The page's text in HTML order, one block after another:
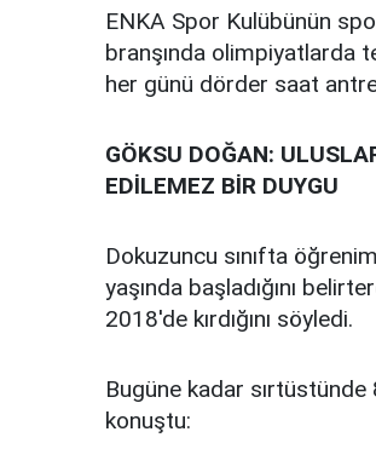
ENKA Spor Kulübünün
branşında olimpiyatlarda
her günü dörder saat
GÖKSU DOĞAN:
EDİLEMEZ BİR DUYGU
Dokuzuncu sınıfta
yaşında başladığını
2018'de kırdığını söyledi.
Bugüne kadar
konuştu: